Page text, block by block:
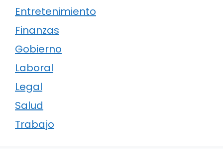
Entretenimiento
Finanzas
Gobierno
Laboral
Legal
Salud
Trabajo